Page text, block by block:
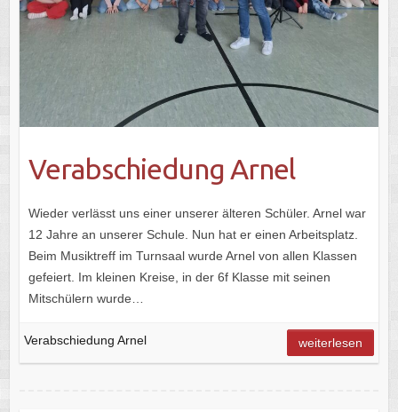
Verabschiedung Arnel
Wieder verlässt uns einer unserer älteren Schüler. Arnel war
12 Jahre an unserer Schule. Nun hat er einen Arbeitsplatz.
Beim Musiktreff im Turnsaal wurde Arnel von allen Klassen
gefeiert. Im kleinen Kreise, in der 6f Klasse mit seinen
Mitschülern wurde…
Verabschiedung Arnel weiterlesen